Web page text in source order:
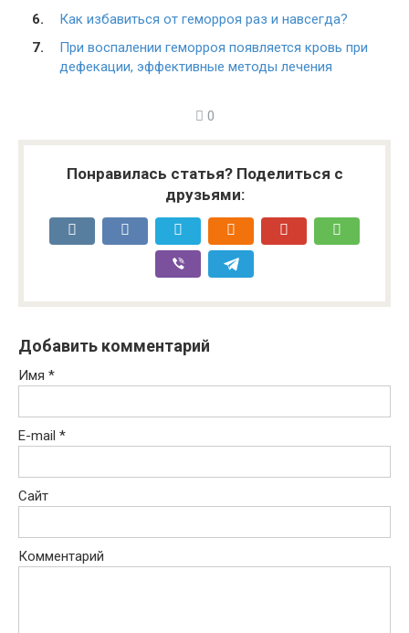
Как избавиться от геморроя раз и навсегда?
При воспалении геморроя появляется кровь при
дефекации, эффективные методы лечения
0
Понравилась статья? Поделиться с
друзьями:
Добавить комментарий
Имя *
E-mail *
Сайт
Комментарий